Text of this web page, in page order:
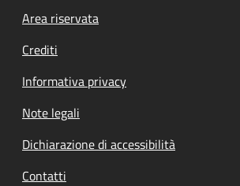
Footer menu
Area riservata
Crediti
Informativa privacy
Note legali
Dichiarazione di accessibilità
Contatti